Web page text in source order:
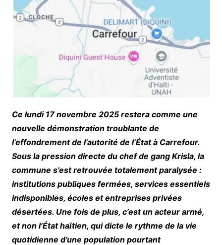
Ce lundi 17 novembre 2025 restera comme une
nouvelle démonstration troublante de
l’effondrement de l’autorité de l’État à Carrefour.
Sous la pression directe du chef de gang Krisla, la
commune s’est retrouvée totalement paralysée :
institutions publiques fermées, services essentiels
indisponibles, écoles et entreprises privées
désertées. Une fois de plus, c’est un acteur armé,
et non l’État haïtien, qui dicte le rythme de la vie
quotidienne d’une population pourtant